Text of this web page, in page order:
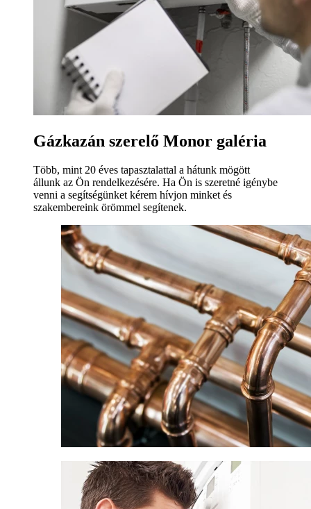
Gázkazán szerelő Monor galéria
Több, mint 20 éves tapasztalattal a hátunk mögött
állunk az Ön rendelkezésére. Ha Ön is szeretné igénybe
venni a segítségünket kérem hívjon minket és
szakembereink örömmel segítenek.